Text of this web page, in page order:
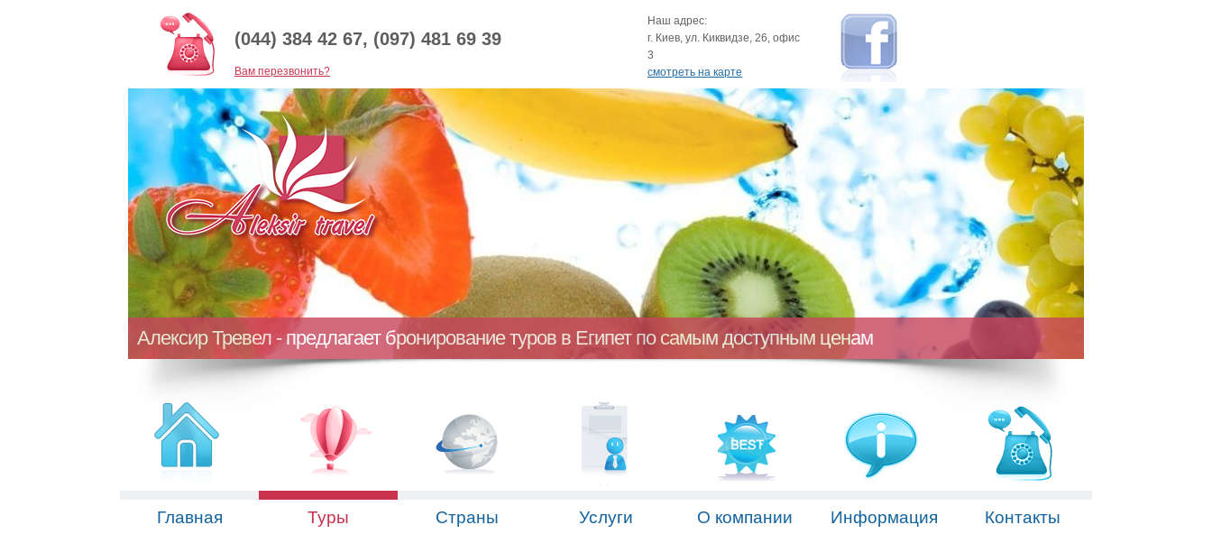
(044) 384 42 67, (097) 481 69 39
Baм перезвонить?
Наш адрес:
г. Киев, ул. Киквидзе, 26, офис
3
смотреть на карте
Алексир Тревел - предлагает бронирование туров в Египет по самым доступным ценам
Главная Туры Страны Услуги О компании Информация Контакты